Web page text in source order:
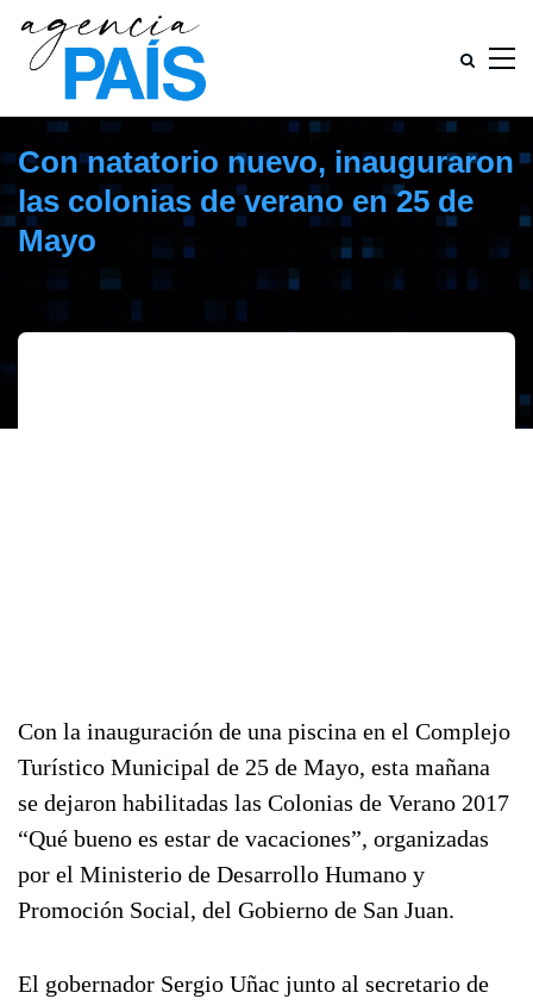
Con natatorio nuevo, inauguraron
las colonias de verano en 25 de
Mayo
Con la inauguración de una piscina en el Complejo
Turístico Municipal de 25 de Mayo, esta mañana
se dejaron habilitadas las Colonias de Verano 2017
“Qué bueno es estar de vacaciones”, organizadas
por el Ministerio de Desarrollo Humano y
Promoción Social, del Gobierno de San Juan.
El gobernador Sergio Uñac junto al secretario de